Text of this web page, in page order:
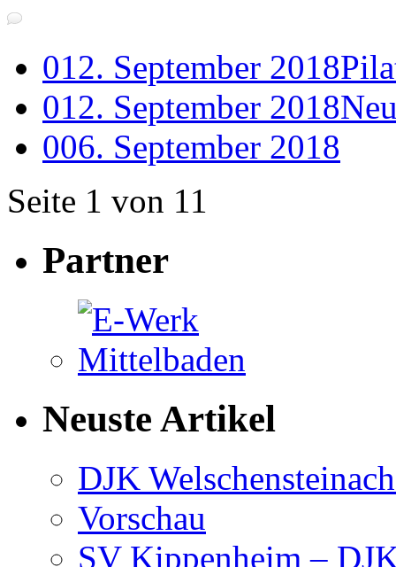
012. September 2018
012. September 2018
006. September 2018
Seite 1 von 11
Partner
Neuste Artikel
DJK
Vorschau
SV Kippenheim –